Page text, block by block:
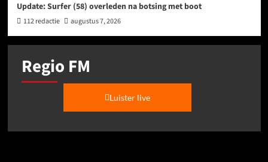
Update: Surfer (58) overleden na botsing met boot
112 redactie augustus 7, 2026
Regio FM
Luister live